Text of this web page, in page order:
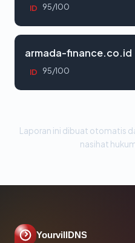
ID 95/100
armada-finance.co.id
ID 95/100
Laporan ini dibuat otomatis
nasihat
YourvillDNS